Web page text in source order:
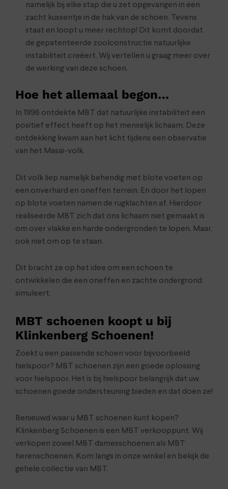
namelijk bij elke stap die u zet opgevangen in een
zacht kussentje in de hak van de schoen. Tevens
staat en loopt u meer rechtop! Dit komt doordat
de gepatenteerde zoolconstructie natuurlijke
instabiliteit creëert. Wij vertellen u graag meer over
de werking van deze schoen.
Hoe het allemaal begon…
In 1996 ontdekte MBT dat natuurlijke instabiliteit een
positief effect heeft op het menselijk lichaam. Deze
ontdekking kwam aan het licht tijdens een observatie
van het Masai-volk.
Dit volk liep namelijk behendig met blote voeten op
een onverhard en oneffen terrein. En door het lopen
op blote voeten namen de rugklachten af. Hierdoor
realiseerde MBT zich dat ons lichaam niet gemaakt is
om over vlakke en harde ondergronden te lopen. Maar,
ook niet om op te staan.
Dit bracht ze op het idee om een schoen te
ontwikkelen die een oneffen en zachte ondergrond
simuleert.
MBT schoenen koopt u bij
Klinkenberg Schoenen!
Zoekt u een passende schoen voor bijvoorbeeld
hielspoor? MBT schoenen zijn een goede oplossing
voor hielspoor. Het is bij hielspoor belangrijk dat uw
schoenen goede ondersteuning bieden en dat doen ze!
Benieuwd waar u MBT schoenen kunt kopen?
Klinkenberg Schoenen is een MBT verkooppunt. Wij
verkopen zowel MBT damesschoenen als MBT
herenschoenen. Kom langs in onze winkel en bekijk de
gehele collectie van MBT.